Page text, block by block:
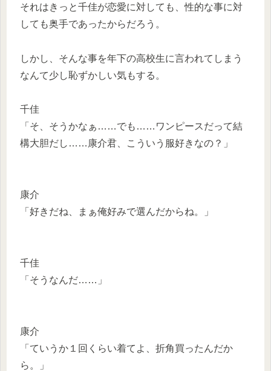
それはきっと千佳が恋愛に対しても、性的な事に対
しても奥手であったからだろう。
しかし、そんな事を年下の高校生に言われてしまう
なんて少し恥ずかしい気もする。
千佳
「そ、そうかなぁ……でも……ワンピースだって結
構大胆だし……康介君、こういう服好きなの？」
康介
「好きだね、まぁ俺好みで選んだからね。」
千佳
「そうなんだ……」
康介
「ていうか１回くらい着てよ、折角買ったんだか
ら。」